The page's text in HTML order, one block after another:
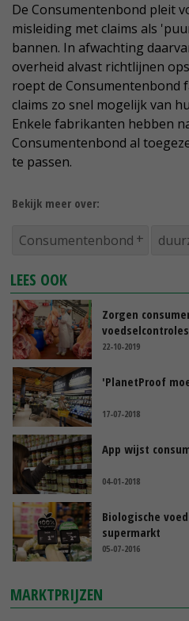
De Consumentenbond pleit
misleiding met claims als
bannen. In afwachting
overheid alvast richtlijnen
roept de Consumentenbond
claims zo snel mogelijk van
Enkele fabrikanten hebben
Consumentenbond al
te passen.
Bekijk meer over:
Consumentenbond
LEES OOK
Zorgen
voedselcontroles
22-10-2019
'PlanetProof
17-07-2018
App wijst
04-01-2018
Biologische
supermarkt
05-07-2016
MARKTPRIJZEN